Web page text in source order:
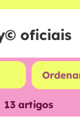
oficiais
13 artigos